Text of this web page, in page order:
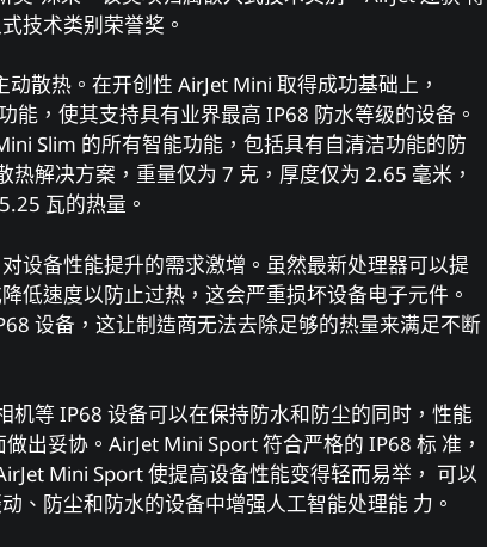
技术类别荣誉奖。
散热。在开创性 AirJet Mini 取得成功基础上，
，使其⽀持具有业界最⾼ IP68 防⽔等级的设备。
Slim 的所有智能功能，包括具有⾃清洁功能的防
解决⽅案，重量仅为 7 克，厚度仅为 2.65 毫⽶，
⽡的热量。
设备性能提升的需求激增。虽然最新处理器可以提
低速度以防⽌过热，这会严重损坏设备电⼦元件。
设备，这让制造商⽆法去除⾜够的热量来满⾜不断
等 IP68 设备可以在保持防⽔和防尘的同时，性能
出妥协。AirJet Mini Sport 符合严格的 IP68 标 准，
Mini Sport 使提⾼设备性能变得轻⽽易举， 可以
、防尘和防⽔的设备中增强⼈⼯智能处理能 ⼒。